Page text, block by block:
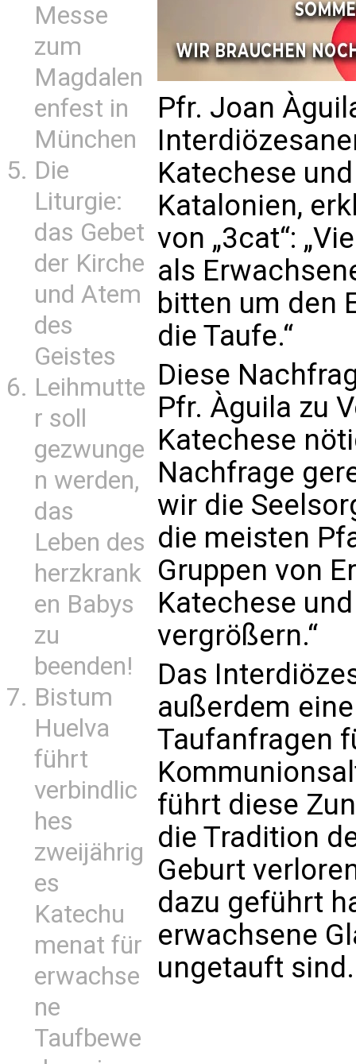
Messe
zum
Magdalen
enfest in
München
Die
Liturgie:
das Gebet
der Kirche
und Atem
des
Geistes
Leihmutte
r soll
gezwunge
n werden,
das
Leben des
herzkrank
en Babys
zu
beenden!
Bistum
Huelva
führt
verbindlic
hes
zweijährig
es
Katechu
menat für
erwachse
ne
Taufbewe
Pfr. Joan
Katechese
Katalonien,
von „3cat“:
als
bitten um den
die Taufe.“
Diese
Pfr. Àguila zu
Katechese
Nachfrage
wir die
die meisten
Gruppen von
Katechese
vergrößern.“
Das
außerdem
Taufanfragen
führt diese
die Tradition
Geburt
dazu geführt
erwachsene
ungetauft sind.